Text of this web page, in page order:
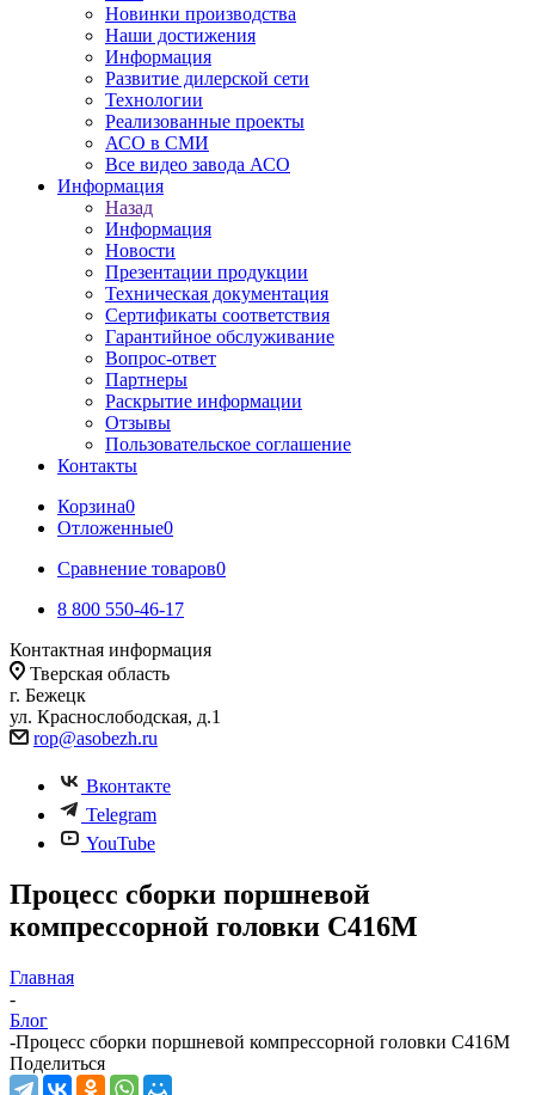
Новинки производства
Наши достижения
Информация
Развитие дилерской сети
Технологии
Реализованные проекты
АСО в СМИ
Все видео завода АСО
Информация
Назад
Информация
Новости
Презентации продукции
Техническая документация
Сертификаты соответствия
Гарантийное обслуживание
Вопрос-ответ
Партнеры
Раскрытие информации
Отзывы
Пользовательское соглашение
Контакты
Корзина0
Отложенные0
Сравнение товаров0
8 800 550-46-17
Контактная информация
Тверская область
г. Бежецк
ул. Краснослободская, д.1
rop@asobezh.ru
Вконтакте
Telegram
YouTube
Процесс сборки поршневой
компрессорной головки С416М
Главная
-
Блог
-Процесс сборки поршневой компрессорной головки С416М
Поделиться